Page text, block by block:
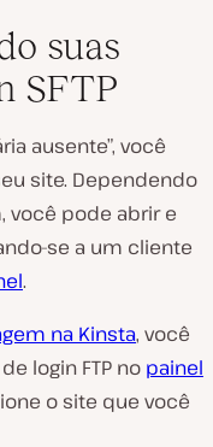
suas
SFTP
ausente”, você
site. Dependendo
você pode abrir e
se a um cliente
.
na Kinsta, você
login FTP no painel
o site que você